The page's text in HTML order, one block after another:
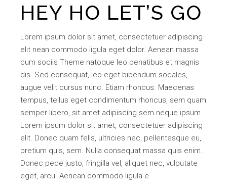
HEY HO LET’S GO
Lorem ipsum dolor sit amet, consectetuer adipiscing
elit nean commodo ligula eget dolor. Aenean massa
cum sociis Theme natoque leo penatibus et magnis
dis. Sed consequat, leo eget bibendum sodales,
augue velit cursus nunc. Etiam rhoncus. Maecenas
tempus, tellus eget condimentum rhoncus, sem quam
semper libero, sit amet adipiscing sem neque ipsum.
Lorem ipsum dolor sit amet, consectetuer adipiscing
elit. Donec quam felis, ultricies nec, pellentesque eu,
pretium quis, sem. Nulla consequat massa quis enim.
Donec pede justo, fringilla vel, aliquet nec, vulputate
eget, arcu. Aenean commodo ligula e